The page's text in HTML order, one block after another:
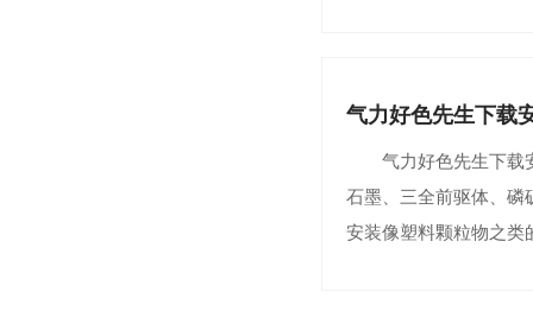
气力好色先生下载
气力好色先生下载安
石墨、三全前驱体、磷
安装像塑料颗粒物之类